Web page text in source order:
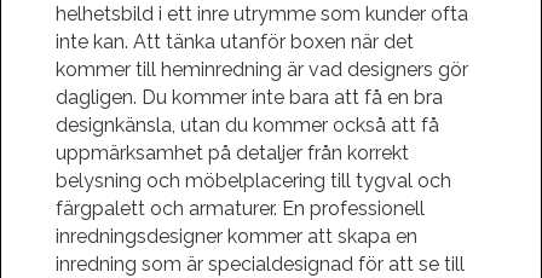
helhetsbild i ett inre utrymme som kunder ofta
inte kan. Att tänka utanför boxen när det
kommer till heminredning är vad designers gör
dagligen. Du kommer inte bara att få en bra
designkänsla, utan du kommer också att få
uppmärksamhet på detaljer från korrekt
belysning och möbelplacering till tygval och
färgpalett och armaturer. En professionell
inredningsdesigner kommer att skapa en
inredning som är specialdesignad för att se till